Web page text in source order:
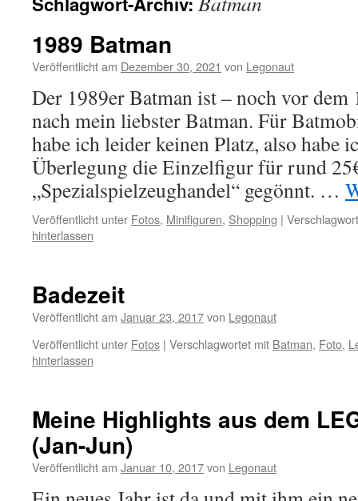
1989 Batman
Veröffentlicht am Dezember 30, 2021 von Legonaut
Der 1989er Batman ist – noch vor
nach mein liebster Batman. Für
habe ich leider keinen Platz, also habe
Überlegung die Einzelfigur für rund
„Spezialspielzeughandel“ gegönnt. …
Veröffentlicht unter Fotos, Minifiguren, Shopping |
hinterlassen
Badezeit
Veröffentlicht am Januar 23, 2017von Legonaut
Veröffentlicht unter Fotos | Verschlagwortet mit Batman, Foto,
hinterlassen
Meine Highlights aus dem
(Jan-Jun)
Veröffentlicht am Januar 10, 2017von Legonaut